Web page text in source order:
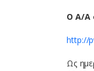
O A/A
http://
Ως